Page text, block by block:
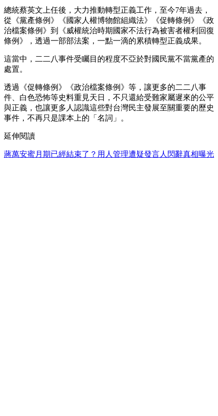
總統蔡英文上任後，大力推動轉型正義工作，至今7年過去，
從《黨產條例》《國家人權博物館組織法》《促轉條例》《政
治檔案條例》到《威權統治時期國家不法行為被害者權利回復
條例》，透過一部部法案，一點一滴的累積轉型正義成果。
這當中，二二八事件受矚目的程度不亞於對國民黨不當黨產的
處置。
透過《促轉條例》《政治檔案條例》等，讓更多的二二八事
件、白色恐怖等史料重見天日，不只還給受難家屬遲來的公平
與正義，也讓更多人認識這些對台灣民主發展至關重要的歷史
事件，不再只是課本上的「名詞」。
延伸閱讀
蔣萬安蜜月期已經結束了？用人管理遭疑發言人閃辭真相曝光